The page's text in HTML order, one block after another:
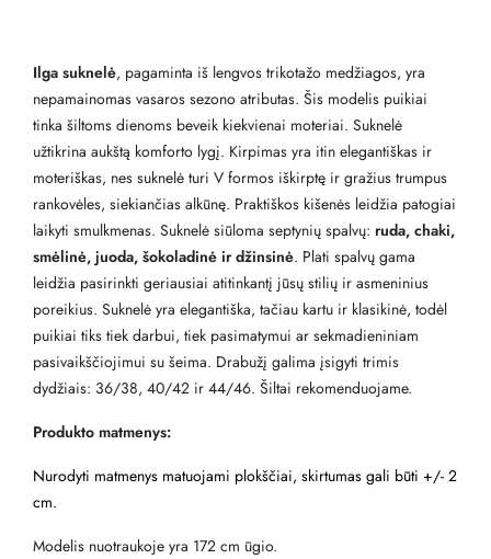
Ilga suknelė, pagaminta iš lengvos trikotažo medžiagos, yra
nepamainomas vasaros sezono atributas. Šis modelis puikiai
tinka šiltoms dienoms beveik kiekvienai moteriai. Suknelė
užtikrina aukštą komforto lygį. Kirpimas yra itin elegantiškas ir
moteriškas, nes suknelė turi V formos iškirptę ir gražius trumpus
rankovėles, siekiančias alkūnę. Praktiškos kišenės leidžia patogiai
laikyti smulkmenas. Suknelė siūloma septynių spalvų: ruda, chaki,
smėlinė, juoda, šokoladinė ir džinsinė. Plati spalvų gama
leidžia pasirinkti geriausiai atitinkantį jūsų stilių ir asmeninius
poreikius. Suknelė yra elegantiška, tačiau kartu ir klasikinė, todėl
puikiai tiks tiek darbui, tiek pasimatymui ar sekmadieniniam
pasivaikščiojimui su šeima. Drabužį galima įsigyti trimis
dydžiais: 36/38, 40/42 ir 44/46. Šiltai rekomenduojame.
Produkto matmenys:
Nurodyti matmenys matuojami plokščiai, skirtumas gali būti +/- 2
cm.
Modelis nuotraukoje yra 172 cm ūgio.